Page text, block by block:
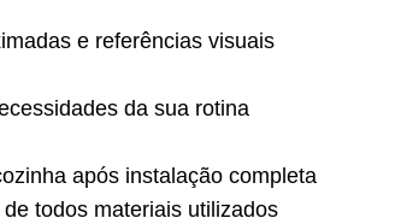
e referências visuais
da sua rotina
após instalação completa
todos materiais utilizados